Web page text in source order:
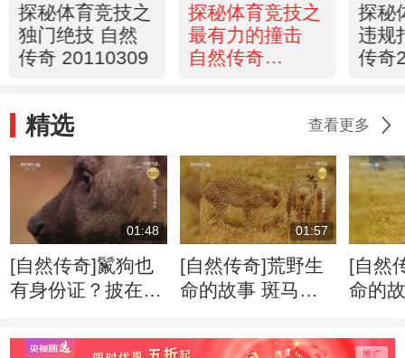
探秘体育竞技之
独门绝技 自然
传奇 20110309
探秘体育竞技之
最有力的撞击
自然传奇
探秘
违规
传奇
精选 查看更多
01:48
[自然传奇]鬣狗也
有身份证？披在身
01:57
[自然传奇]荒野生
命的故事 斑马牛
动物带来一场盛宴
[自然
命的
千里